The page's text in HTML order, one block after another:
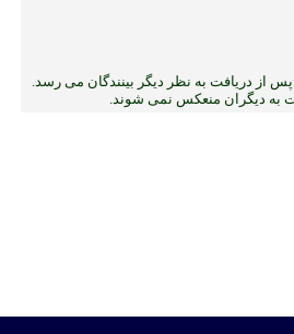
دریافت به نظر دیگر بینندگان می رسد.
به دیگران منعکس نمی ‏شوند.